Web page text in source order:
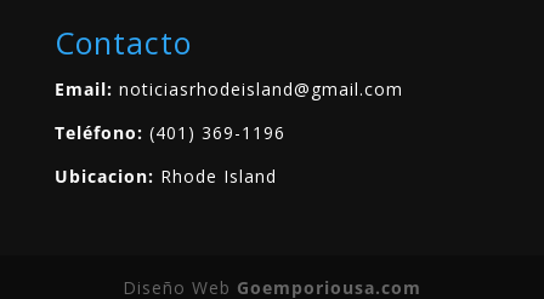
Contacto
Email: noticiasrhodeisland@gmail.com
Teléfono: (401) 369-1196
Ubicacion: Rhode Island
Diseño Web Goemporiousa.com